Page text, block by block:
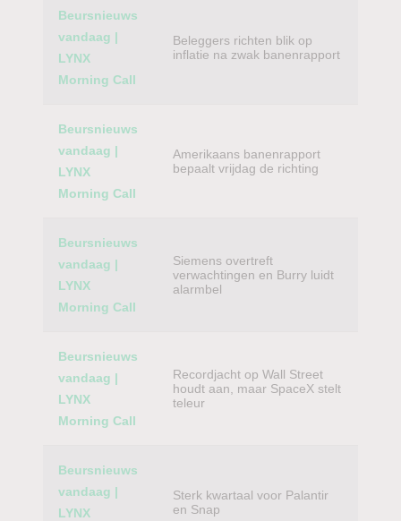
Category
Beursnieuws
vandaag |
LYNX
Morning Call
Beleggers richten blik op
inflatie na zwak banenrapport
Beursnieuws
vandaag |
LYNX
Morning Call
Amerikaans banenrapport
bepaalt vrijdag de richting
Beursnieuws
vandaag |
LYNX
Morning Call
Siemens overtreft
verwachtingen en Burry luidt
alarmbel
Beursnieuws
vandaag |
LYNX
Morning Call
Recordjacht op Wall Street
houdt aan, maar SpaceX stelt
teleur
Beursnieuws
vandaag |
LYNX
Sterk kwartaal voor Palantir
en Snap